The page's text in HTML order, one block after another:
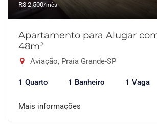
R$ 2.500/mês
Apartamento para Alugar
48m²
Aviação, Praia Grande-SP
1 Quarto 1 Banheiro 1 Vaga
Mais informações